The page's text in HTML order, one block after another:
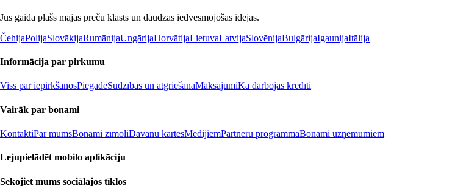
Jūs gaida plašs mājas preču klāsts un daudzas iedvesmojošas idejas.
ČehijaPolijaSlovākijaRumānijaUngārijaHorvātijaLietuvaLatvijaSlovēnijaBulgārijaIgaunijaItālija
Informācija par pirkumu
Viss par iepirkšanosPiegādeSūdzības un atgriešanaMaksājumiKā darbojas kredīti
Vairāk par bonami
KontaktiPar mumsBonami zīmoliDāvanu kartesMedijiemPartneru programmaBonami uzņēmumiem
Lejupielādēt mobilo aplikāciju
Sekojiet mums sociālajos tīklos